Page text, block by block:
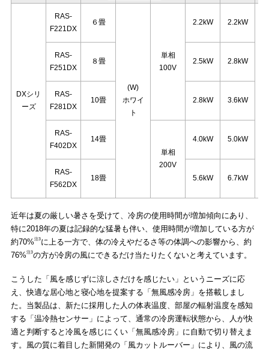
DXシリ
ーズ
RAS-
F221DX
６畳
(W)
ホワイ
ト
単相
100V
2.2kW 2.2kW
RAS-
F251DX
８畳 2.5kW 2.8kW
RAS-
F281DX
10畳 2.8kW 3.6kW
RAS-
F402DX
14畳
単相
200V
4.0kW 5.0kW
RAS-
F562DX
18畳 5.6kW 6.7kW
近年は夏の厳しい暑さを受けて、冷房の使用時間が増加傾向にあり、
特に2018年の夏は記録的な猛暑も伴い、使用時間が増加している方が
約70%注3に上る一方で、体の冷えやだるさ等の体調への影響から、約
76%注3の方が冷房の風にできるだけ当たりたくないと考えています。
こうした「風を感じずに涼しさだけを感じたい」というニーズに応
え、快適な居心地と寝心地を提案する「無風感冷房」を搭載しまし
た。当製品は、新たに採用した人の体表温度、部屋の輻射温度を感知
する「温冷熱センサー」によって、通常の冷房運転状態から、人が快
適と判断すると冷風を感じにくい「無風感冷房」に自動で切り替えま
す。風の質に着目した新開発の「風カットルーバー」により、風の流